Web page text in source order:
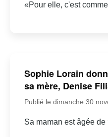
«Pour elle, c'est
Sophie Lorain
sa mère, Denise
Publié le dimanche 30
Sa maman est âgée de